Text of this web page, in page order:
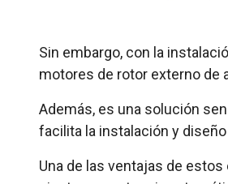
Sin embargo, con la
motores de rotor externo de
Además, es una solución
facilita la instalación y
Una de las ventajas de